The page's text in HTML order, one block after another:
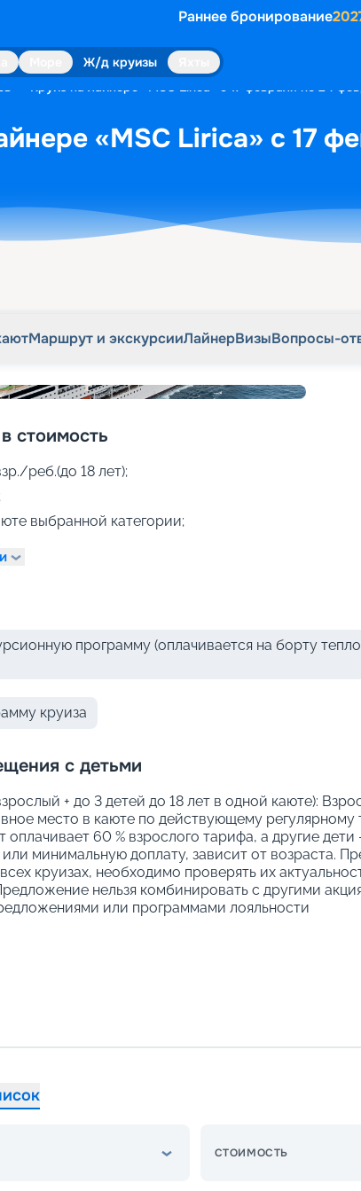
Раннее бронирование
Ж/д круизы
Круиз на лайнере «MSC Lirica» с 17 февраля по 24
«MSC Lirica» с 17
Маршрут и экскурсииЛайнерВизыВопросы-
стоимость
реб.(до 18 лет);
выбранной категории;
программу (оплачивается на борту
круиза
с детьми
+ до 3 детей до 18 лет в одной каюте):
место в каюте по действующему регулярному
оплачивает 60 % взрослого тарифа, а другие дети
минимальную доплату, зависит от возраста.
круизах, необходимо проверять их
нельзя комбинировать с другими
или программами лояльности
СТОИМОСТЬ